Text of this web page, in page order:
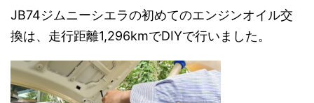
JB74ジムニーシエラの初めてのエンジンオイル交
換は、走行距離1,296kmでDIYで行いました。